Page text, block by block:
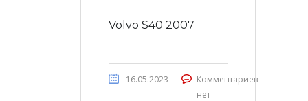
Volvo S40 2007
16.05.2023
Комментариев
нет